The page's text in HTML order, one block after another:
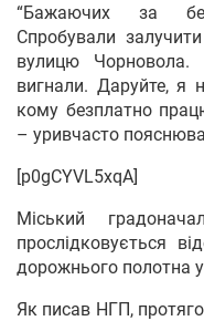
“Бажаючих за
Спробували
вулицю Чорновола.
вигнали. Даруйте, я
кому безплатно
– уривчасто
[p0gCYVL5xqA]
Міський
прослідковується
дорожнього полотна
Як писав НГП,